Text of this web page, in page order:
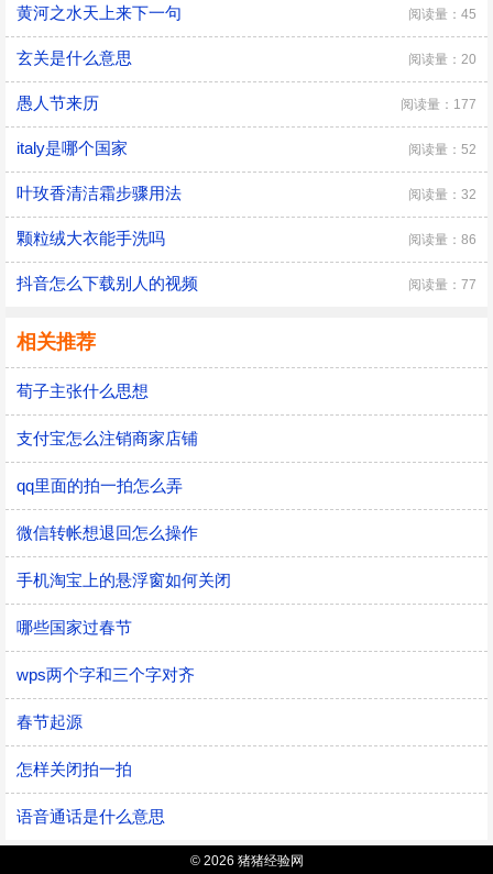
黄河之水天上来下一句 阅读量：45
玄关是什么意思 阅读量：20
愚人节来历 阅读量：177
italy是哪个国家 阅读量：52
叶玫香清洁霜步骤用法 阅读量：32
颗粒绒大衣能手洗吗 阅读量：86
抖音怎么下载别人的视频 阅读量：77
相关推荐
荀子主张什么思想
支付宝怎么注销商家店铺
qq里面的拍一拍怎么弄
微信转帐想退回怎么操作
手机淘宝上的悬浮窗如何关闭
哪些国家过春节
wps两个字和三个字对齐
春节起源
怎样关闭拍一拍
语音通话是什么意思
© 2026 猪猪经验网